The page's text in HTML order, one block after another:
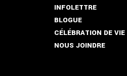
INFOLETTRE
BLOGUE
CÉLÉBRATION DE VIE
NOUS JOINDRE